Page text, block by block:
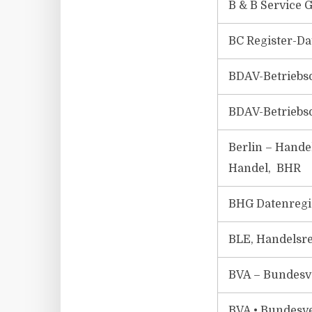
B & B Service
BC Register-
BDAV-
BDAV-
Berlin –
Handel, BHR
BHG
BLE,
BVA –